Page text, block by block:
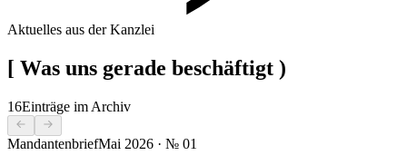
Aktuelles aus der Kanzlei
[ Was uns gerade beschäftigt )
16Einträge im Archiv
MandantenbriefMai 2026 · № 01